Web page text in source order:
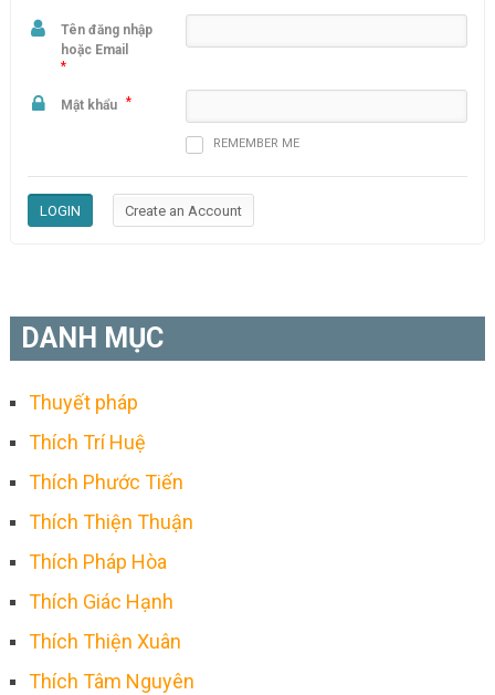
Tên đăng nhập
hoặc Email
*
Mật khẩu *
REMEMBER ME
DANH MỤC
Thuyết pháp
Thích Trí Huệ
Thích Phước Tiến
Thích Thiện Thuận
Thích Pháp Hòa
Thích Giác Hạnh
Thích Thiện Xuân
Thích Tâm Nguyên